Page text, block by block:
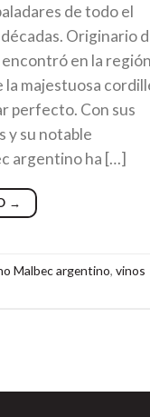
de todo el
Originario
en la región
la majestuosa
perfecto. Con sus
y su notable
argentino ha […]
→
Malbec argentino, vinos